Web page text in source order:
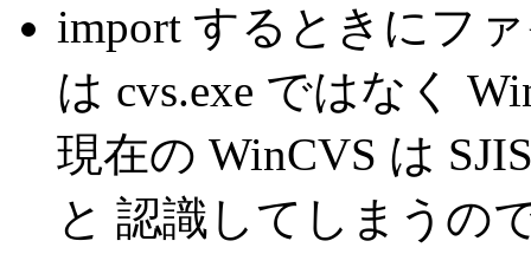
import するときにフ
は cvs.exe ではなく
現在の WinCVS は
と 認識してしまうの